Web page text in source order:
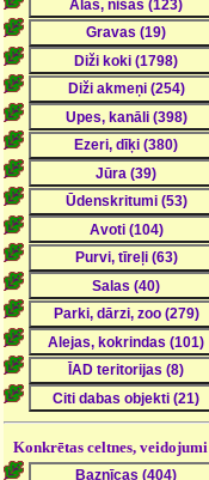
Konkrētas celtnes, veidojumi